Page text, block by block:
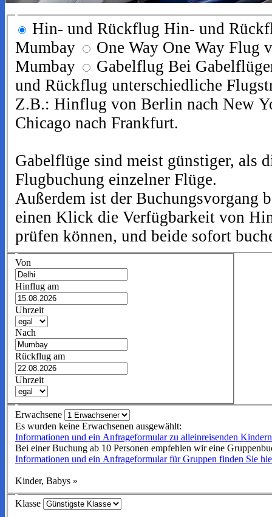
Hin- und Rückflug Hin- und
Mumbay
One Way One Way Flug
Mumbay
Gabelflug Bei
und Rückflug unterschiedliche
Z.B.: Hinflug von Berlin nach New
Chicago nach Frankfurt.
Gabelflüge sind meist günstiger, als
Flugbuchung einzelner Flüge.
Außerdem ist der Buchungsvorgang
einen Klick die Verfügbarkeit von
prüfen können, und beide sofort
Von
Hinflug am
Uhrzeit
Nach
Rückflug am
Uhrzeit
Erwachsene
Es wurden keine Erwachsenen ausgewählt:
Informationen und ein Anfrageformular zu alleinreisenden
Bei einer Buchung ab 10 Personen empfehlen wir eine
Informationen und ein Anfrageformular für Gruppen finden Sie
Kinder, Babys »
Klasse